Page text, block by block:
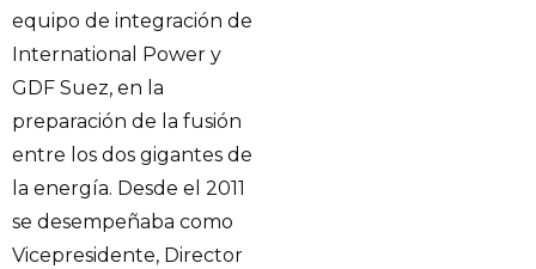
equipo de integración de
International Power y
GDF Suez, en la
preparación de la fusión
entre los dos gigantes de
la energía. Desde el 2011
se desempeñaba como
Vicepresidente, Director